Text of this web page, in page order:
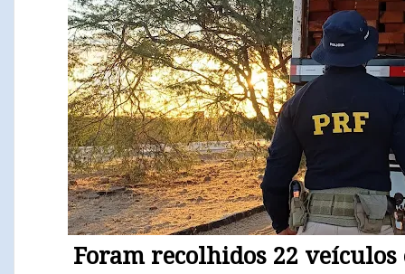
Foram recolhidos 22 veículos